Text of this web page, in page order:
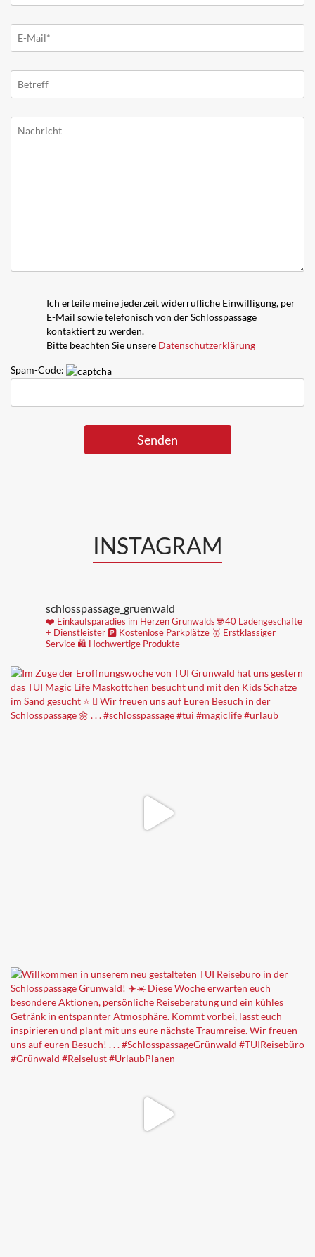
Ich erteile meine jederzeit widerrufliche Einwilligung, per
E-Mail sowie telefonisch von der Schlosspassage
kontaktiert zu werden.
Bitte beachten Sie unsere Datenschutzerklärung
Spam-Code:
INSTAGRAM
schlosspassage_gruenwald
❤️ Einkaufsparadies im Herzen Grünwalds🌐 40 Ladengeschäfte
+ Dienstleister🅿️ Kostenlose Parkplätze 🥇 Erstklassiger
Service 🛍 Hochwertige Produkte